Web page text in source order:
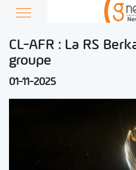
CL-AFR : La RS
groupe
01-11-2025